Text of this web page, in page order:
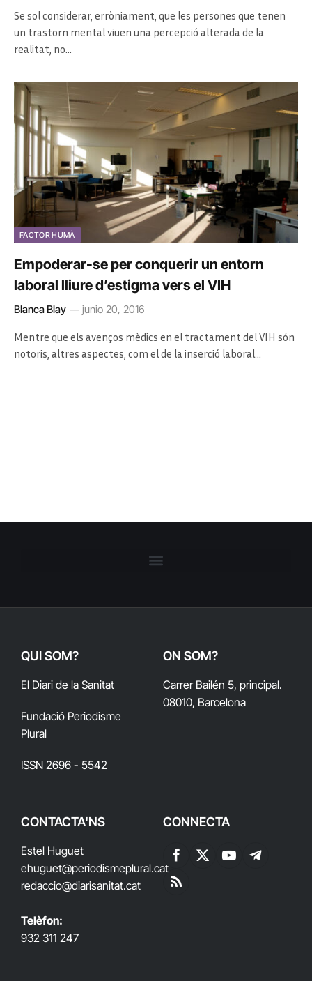
Se sol considerar, erròniament, que les persones que tenen
un trastorn mental viuen una percepció alterada de la
realitat, no…
FACTOR HUMÀ
Empoderar-se per conquerir un entorn
laboral lliure d’estigma vers el VIH
Blanca Blay junio 20, 2016
Mentre que els avenços mèdics en el tractament del VIH són
notoris, altres aspectes, com el de la inserció laboral…
QUI SOM?
El Diari de la Sanitat
Fundació Periodisme
Plural
ISSN 2696 - 5542
ON SOM?
Carrer Bailén 5, principal.
08010, Barcelona
CONTACTA'NS
Estel Huguet
ehuguet@periodismeplural.cat
redaccio@diarisanitat.cat
Telèfon:
932 311 247
CONNECTA
Facebook
X
YouTubeTelegram
RSS